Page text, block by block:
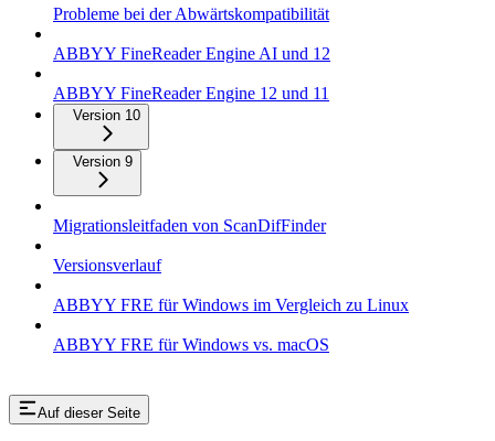
Probleme bei der Abwärtskompatibilität
ABBYY FineReader Engine AI und 12
ABBYY FineReader Engine 12 und 11
Version 10
Version 9
Migrationsleitfaden von ScanDifFinder
Versionsverlauf
ABBYY FRE für Windows im Vergleich zu Linux
ABBYY FRE für Windows vs. macOS
Auf dieser Seite